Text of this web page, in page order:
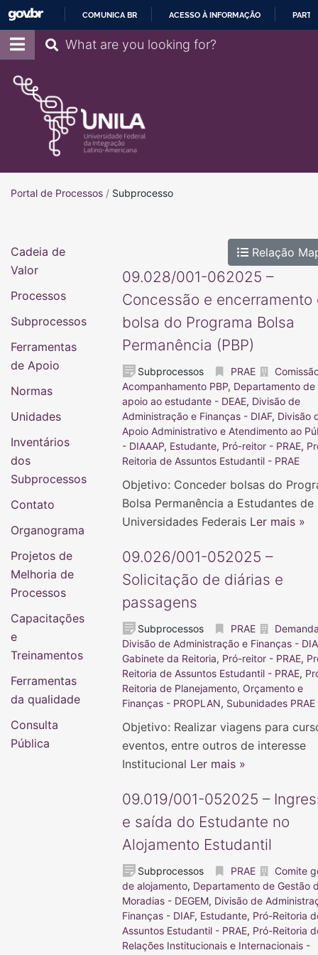
COMUNICA BR ACESSO À INFORMAÇÃO
Pesquisar
Portal de ProcessosPortal de Processos
/ Subprocesso
Relação
09.028/001-062025 –
Concessão e encerramento
bolsa do Programa Bolsa
Permanência (PBP)
Subprocessos PRAE
Acompanhamento PBP, Departamento de
apoio ao estudante - DEAE, Divisão de
Administração e Finanças - DIAF, Divisão
Apoio Administrativo e Atendimento ao
- DIAAAP, Estudante, Pró-reitor - PRAE,
Reitoria de Assuntos Estudantil - PRAE
Objetivo: Conceder bolsas do
Bolsa Permanência a Estudantes de
Universidades Federais Ler mais »
09.026/001-052025 –
Solicitação de diárias e
passagens
Subprocessos PRAE
Divisão de Administração e Finanças -
Gabinete da Reitoria, Pró-reitor - PRAE,
Reitoria de Assuntos Estudantil - PRAE,
Reitoria de Planejamento, Orçamento e
Finanças - PROPLAN, Subunidades PRAE
Objetivo: Realizar viagens para
eventos, entre outros de interesse
Institucional Ler mais »
09.019/001-052025 –
e saída do Estudante no
Alojamento Estudantil
Subprocessos PRAE
Comite
de alojamento, Departamento de Gestão
Moradias - DEGEM, Divisão de
Finanças - DIAF, Estudante, Pró-Reitoria
Assuntos Estudantil - PRAE, Pró-Reitoria
Relações Institucionais e Internacionais -
Cadeia de
Valor
Processos
Subprocessos
Ferramentas
de Apoio
Normas
Unidades
Inventários
dos
Subprocessos
Contato
Organograma
Projetos de
Melhoria de
Processos
Capacitações
e
Treinamentos
Ferramentas
da qualidade
Consulta
Pública